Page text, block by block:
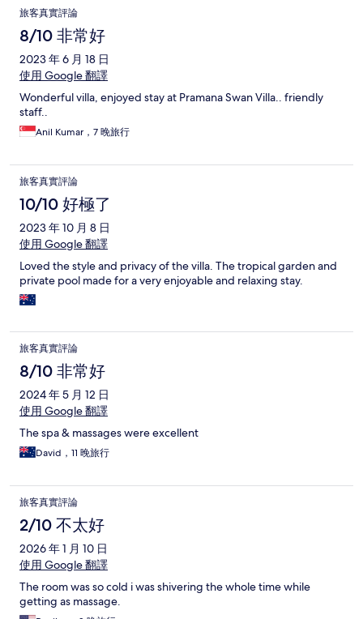
旅客真實評論
8/10 非常好
2023 年 6 月 18 日
使用 Google 翻譯
Wonderful villa, enjoyed stay at Pramana Swan Villa.. friendly
staff..
Anil Kumar，7 晚旅行
旅客真實評論
10/10 好極了
2023 年 10 月 8 日
使用 Google 翻譯
Loved the style and privacy of the villa. The tropical garden and
private pool made for a very enjoyable and relaxing stay.
旅客真實評論
8/10 非常好
2024 年 5 月 12 日
使用 Google 翻譯
The spa & massages were excellent
David，11 晚旅行
旅客真實評論
2/10 不太好
2026 年 1 月 10 日
使用 Google 翻譯
The room was so cold i was shivering the whole time while
getting as massage.